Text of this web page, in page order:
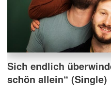
Sich endlich
schön allein“ (Single)